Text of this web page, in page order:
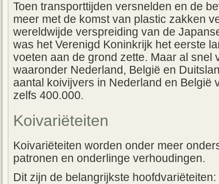
Toen transporttijden versnelden en de
meer met de komst van plastic zakken
wereldwijde verspreiding van de
was het Verenigd Koninkrijk het eerste
voeten aan de grond zette. Maar al snel
waaronder Nederland, België en
aantal koivijvers in Nederland en België
zelfs 400.000.
Koivariëteiten
Koivariëteiten worden onder meer
patronen en onderlinge verhoudingen.
Dit zijn de belangrijkste hoofdvariëteiten: